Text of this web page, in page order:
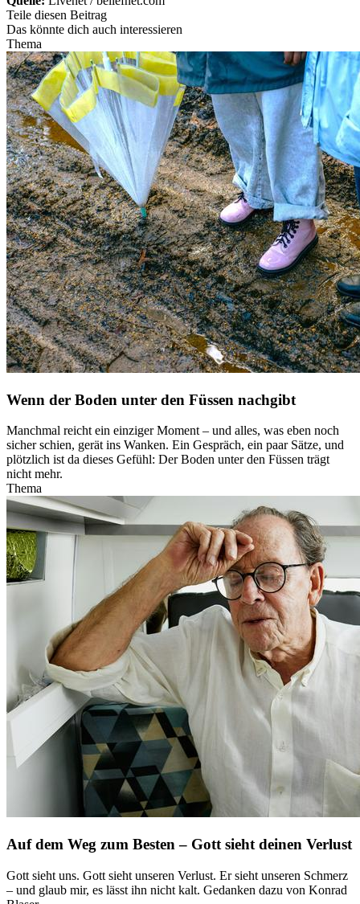
Teile diesen Beitrag
Das könnte dich auch interessieren
Thema
Wenn der Boden unter den Füssen nachgibt
Manchmal reicht ein einziger Moment – und alles, was eben noch
sicher schien, gerät ins Wanken. Ein Gespräch, ein paar Sätze, und
plötzlich ist da dieses Gefühl: Der Boden unter den Füssen trägt
nicht mehr.
Thema
Auf dem Weg zum Besten – Gott sieht deinen Verlust
Gott sieht uns. Gott sieht unseren Verlust. Er sieht unseren Schmerz
– und glaub mir, es lässt ihn nicht kalt. Gedanken dazu von Konrad